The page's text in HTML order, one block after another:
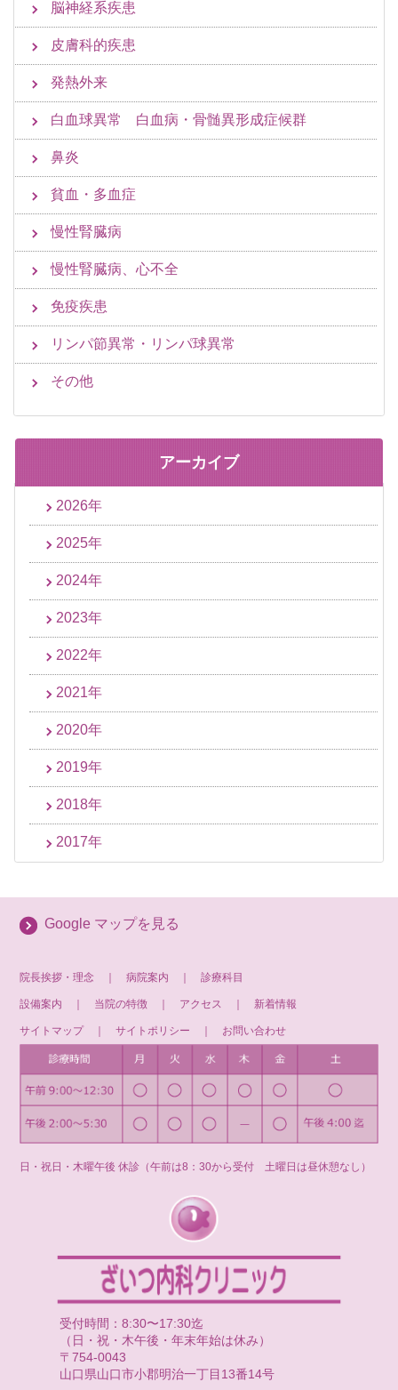
脳神経系疾患
皮膚科的疾患
発熱外来
白血球異常 白血病・骨髄異形成症候群
鼻炎
貧血・多血症
慢性腎臓病
慢性腎臓病、心不全
免疫疾患
リンパ節異常・リンパ球異常
その他
アーカイブ
2026年
2025年
2024年
2023年
2022年
2021年
2020年
2019年
2018年
2017年
Google マップを見る
院長挨拶・理念 ｜病院案内 ｜診療科目
設備案内 当院の特徴 アクセス 新着情報
サイトマップ｜サイトポリシー お問い合わせ
日・祝日・木曜午後 休診（午前は8：30から受付 土曜日は昼休憩なし）
受付時間：8:30〜17:30迄
（日・祝・木午後・年末年始は休み）
〒754-0043
山口県山口市小郡明治一丁目13番14号